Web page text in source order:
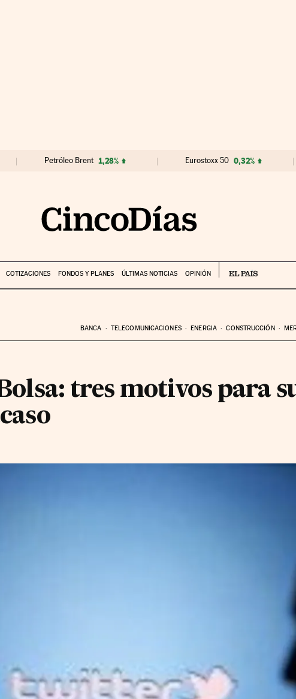
Petróleo Brent 1,28% Eurostoxx 50 0,32%
COTIZACIONES FONDOS Y PLANES ÚLTIMAS NOTICIAS OPINIÓN
BANCA TELECOMUNICACIONES ENERGIA CONSTRUCCIÓN
tres motivos para